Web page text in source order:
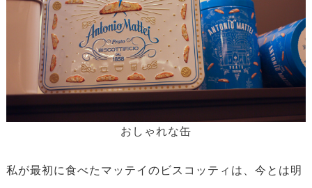
おしゃれな缶
私が最初に食べたマッテイのビスコッティは、今とは明